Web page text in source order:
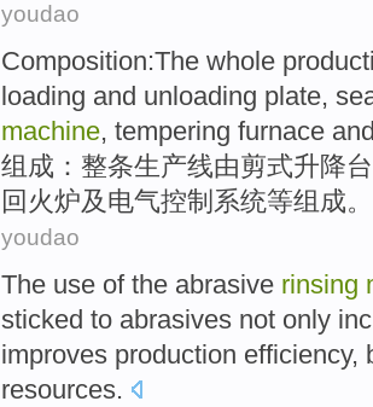
youdao
Composition:The whole
loading and unloading plate,
machine, tempering furnace
组成 ： 整条生产线由剪式升降
回火炉及 电气控制 系统等组成。
youdao
The use of the abrasive rinsing
sticked to abrasives not only
improves production efficiency,
resources.